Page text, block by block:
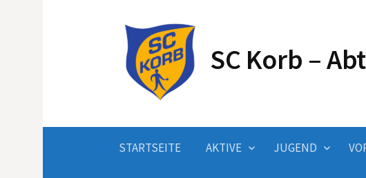
SC Korb –
STARTSEITE AKTIVE JUGEND